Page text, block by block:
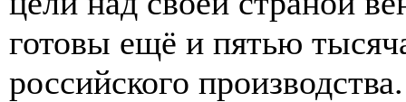
готовы ещё и пятью
российского производства.